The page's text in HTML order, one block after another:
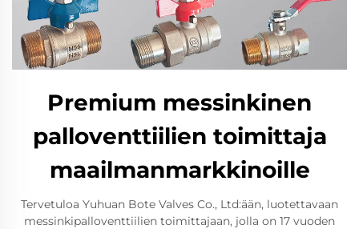
Premium messinkinen
palloventtiilien toimittaja
maailmanmarkkinoille
Tervetuloa Yuhuan Bote Valves Co., Ltd:ään, luotettavaan
messinki­pallo­venttiilien toimittajaan, jolla on 17 vuoden